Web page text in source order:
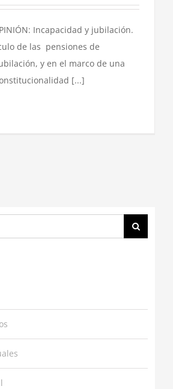
Incapacidad y jubilación.
de las pensiones de
y en el marco de una
[...]